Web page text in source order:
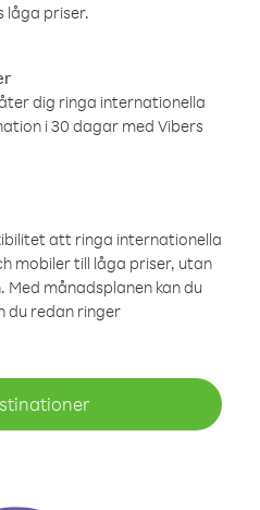
låga priser.
dig ringa internationella
i 30 dagar med Vibers
att ringa internationella
mobiler till låga priser, utan
månadsplanen kan du
du redan ringer